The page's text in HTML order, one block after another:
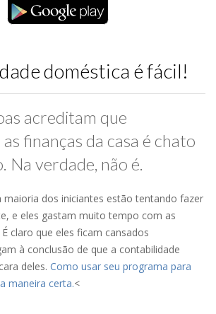
doméstica é fácil!
acreditam que
finanças da casa é chato
Na verdade, não é.
maioria dos iniciantes estão tentando fazer
e eles gastam muito tempo com as
claro que eles ficam cansados
à conclusão de que a contabilidade
deles. Como usar seu programa para
maneira certa.<